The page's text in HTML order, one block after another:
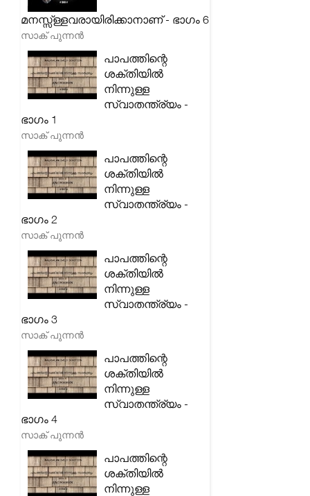
മനസ്സ്ള്ളവരായിരിക്കാനാണ് - ഭാഗം 6
സാക് പുന്നൻ
പാപത്തിന്റെ
ശക്തിയിൽ
നിന്നുള്ള
സ്വാതന്ത്ര്യം -
ഭാഗം 1
സാക് പുന്നൻ
പാപത്തിന്റെ
ശക്തിയിൽ
നിന്നുള്ള
സ്വാതന്ത്ര്യം -
ഭാഗം 2
സാക് പുന്നൻ
പാപത്തിന്റെ
ശക്തിയിൽ
നിന്നുള്ള
സ്വാതന്ത്ര്യം -
ഭാഗം 3
സാക് പുന്നൻ
പാപത്തിന്റെ
ശക്തിയിൽ
നിന്നുള്ള
സ്വാതന്ത്ര്യം -
ഭാഗം 4
സാക് പുന്നൻ
പാപത്തിന്റെ
ശക്തിയിൽ
നിന്നുള്ള